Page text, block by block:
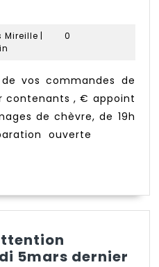
avril
MireilleRoos
|
0
contenants , € appoint
de chèvre, de 19h
ouverte
5mars dernier